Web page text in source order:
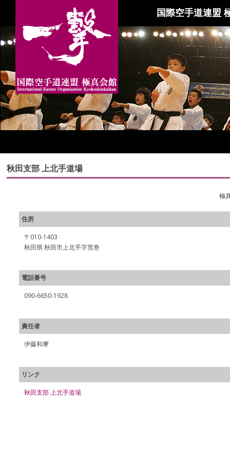
国際空手道連盟
秋田支部 上北手道場
極
住所
〒010-1403
秋田県 秋田市上北手字荒巻
電話番号
090-6650-1928
責任者
伊藤和摩
リンク
秋田支部 上北手道場